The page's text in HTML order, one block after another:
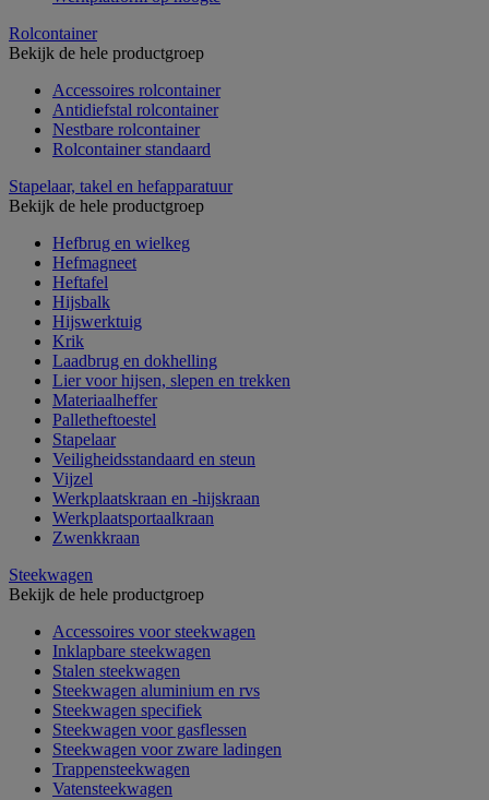
Rolcontainer
Bekijk de hele productgroep
Accessoires rolcontainer
Antidiefstal rolcontainer
Nestbare rolcontainer
Rolcontainer standaard
Stapelaar, takel en hefapparatuur
Bekijk de hele productgroep
Hefbrug en wielkeg
Hefmagneet
Heftafel
Hijsbalk
Hijswerktuig
Krik
Laadbrug en dokhelling
Lier voor hijsen, slepen en trekken
Materiaalheffer
Palletheftoestel
Stapelaar
Veiligheidsstandaard en steun
Vijzel
Werkplaatskraan en -hijskraan
Werkplaatsportaalkraan
Zwenkkraan
Steekwagen
Bekijk de hele productgroep
Accessoires voor steekwagen
Inklapbare steekwagen
Stalen steekwagen
Steekwagen aluminium en rvs
Steekwagen specifiek
Steekwagen voor gasflessen
Steekwagen voor zware ladingen
Trappensteekwagen
Vatensteekwagen